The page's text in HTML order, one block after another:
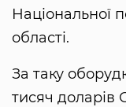
Національної
області.
За таку
тисяч доларів